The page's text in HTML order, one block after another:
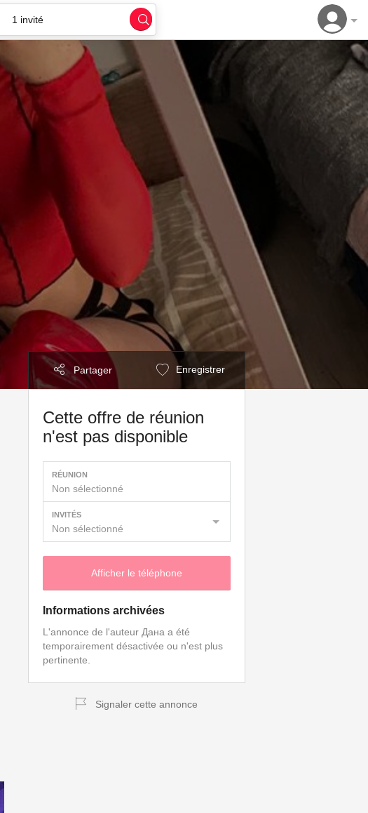
1 invité
Partager Enregistrer
Cette offre de réunion
n'est pas disponible
RÉUNION
Non sélectionné
INVITÉS
Non sélectionné
Afficher le téléphone
Informations archivées
L'annonce de l'auteur Дана a été
temporairement désactivée ou n'est plus
pertinente.
Signaler cette annonce